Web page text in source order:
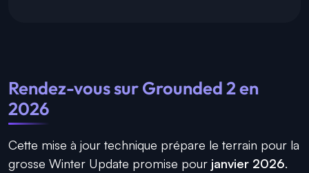
Rendez-vous sur Grounded 2 en
2026
Cette mise à jour technique prépare le terrain pour la
grosse Winter Update promise pour janvier 2026.